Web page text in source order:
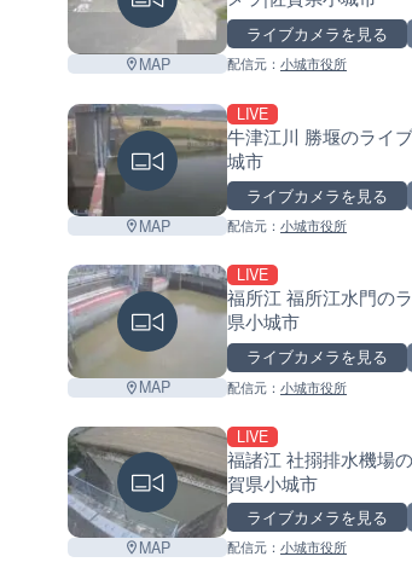
MAP
ライブカメラを見る
配信元： 小城市役所
MAP
LIVE
牛津江川 勝堰のライ
城市
ライブカメラを見る
配信元： 小城市役所
MAP
LIVE
福所江 福所江水門の
県小城市
ライブカメラを見る
配信元： 小城市役所
MAP
LIVE
福諸江 社搦排水機場
賀県小城市
ライブカメラを見る
配信元： 小城市役所